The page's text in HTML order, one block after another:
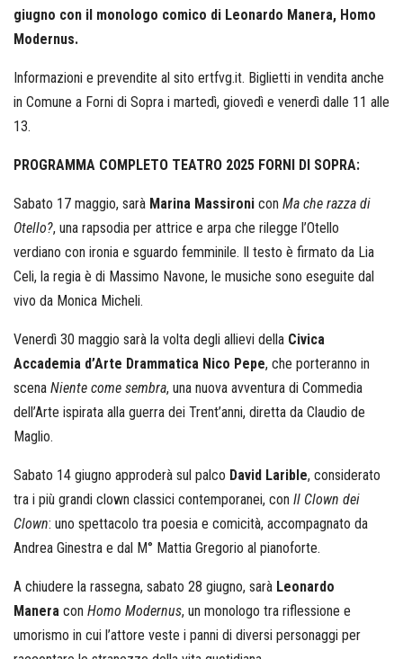
giugno con il monologo comico di Leonardo Manera, Homo
Modernus.
Informazioni e prevendite al sito ertfvg.it. Biglietti in vendita anche
in Comune a Forni di Sopra i martedì, giovedì e venerdì dalle 11 alle
13.
PROGRAMMA COMPLETO TEATRO 2025 FORNI DI SOPRA:
Sabato 17 maggio, sarà Marina Massironi con Ma che razza di
Otello?, una rapsodia per attrice e arpa che rilegge l’Otello
verdiano con ironia e sguardo femminile. Il testo è firmato da Lia
Celi, la regia è di Massimo Navone, le musiche sono eseguite dal
vivo da Monica Micheli.
Venerdì 30 maggio sarà la volta degli allievi della Civica
Accademia d’Arte Drammatica Nico Pepe, che porteranno in
scena Niente come sembra, una nuova avventura di Commedia
dell’Arte ispirata alla guerra dei Trent’anni, diretta da Claudio de
Maglio.
Sabato 14 giugno approderà sul palco David Larible, considerato
tra i più grandi clown classici contemporanei, con Il Clown dei
Clown: uno spettacolo tra poesia e comicità, accompagnato da
Andrea Ginestra e dal M° Mattia Gregorio al pianoforte.
A chiudere la rassegna, sabato 28 giugno, sarà Leonardo
Manera con Homo Modernus, un monologo tra riflessione e
umorismo in cui l’attore veste i panni di diversi personaggi per